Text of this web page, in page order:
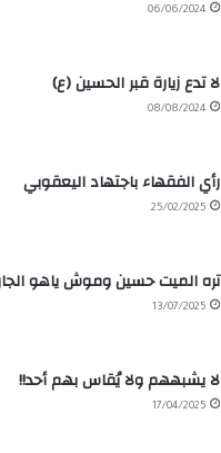
06/06/2024
لا تدع زيارة قبر الحسين (ع)
08/08/2024
رأي الفقهاء باجتهاد اليعقوبي
25/02/2025
تره الميت حسين وموش ياهو
13/07/2025
لا يشبههم ولا يُقاس بهم أحد!!
17/04/2025